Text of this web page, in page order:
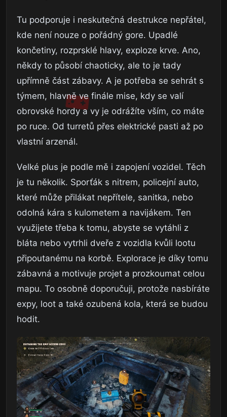
Tu podporuje i neskutečná destrukce nepřátel,
kde není nouze o pořádný gore. Upadlé
končetiny, rozprsklé hlavy, exploze krve. Ano,
někdy to působí chaoticky, ale to je tady
upřímně část zábavy. A je potřeba se sehrát s
týmem, hlavně ve finále mise, kdy se valí
obrovské hordy a vy je odrážíte vším, co máte
po ruce. Od turretů přes elektrické pasti až po
vlastní arzenál.
Velké plus je podle mě i zapojení vozidel. Těch
je tu několik. Sporťák s nitrem, policejní auto,
které může přilákat nepřítele, sanitka, nebo
odolná kára s kulometem a navijákem. Ten
využijete třeba k tomu, abyste se vytáhli z
bláta nebo vytrhli dveře z vozidla kvůli lootu
připoutanému na korbě. Explorace je díky tomu
zábavná a motivuje projet a prozkoumat celou
mapu. To osobně doporučuji, protože nasbíráte
expy, loot a také ozubená kola, která se budou
hodit.